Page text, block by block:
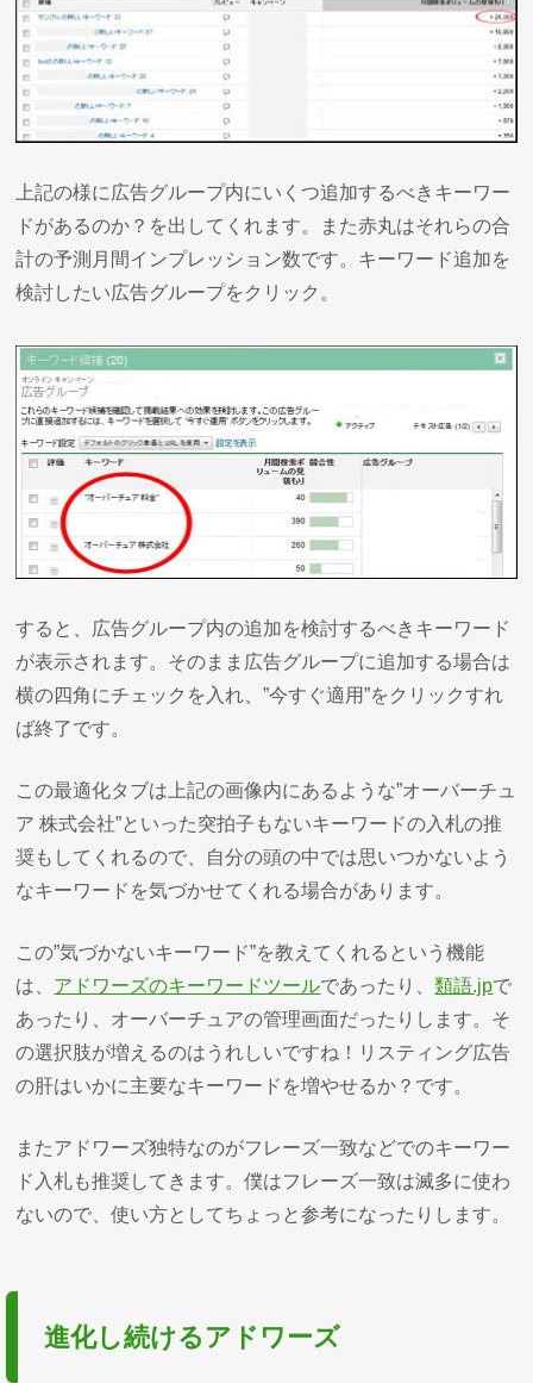
上記の様に広告グループ内にいくつ追加するべきキーワー
ドがあるのか？を出してくれます。また赤丸はそれらの合
計の予測月間インプレッション数です。キーワード追加を
検討したい広告グループをクリック。
すると、広告グループ内の追加を検討するべきキーワード
が表示されます。そのまま広告グループに追加する場合は
横の四角にチェックを入れ、”今すぐ適用”をクリックすれ
ば終了です。
この最適化タブは上記の画像内にあるような”オーバーチュ
ア 株式会社”といった突拍子もないキーワードの入札の推
奨もしてくれるので、自分の頭の中では思いつかないよう
なキーワードを気づかせてくれる場合があります。
この”気づかないキーワード”を教えてくれるという機能
は、 アドワーズのキーワードツールであったり、類語.jpで
あったり、オーバーチュアの管理画面だったりします。そ
の選択肢が増えるのはうれしいですね！リスティング広告
の肝はいかに主要なキーワードを増やせるか？です。
またアドワーズ独特なのがフレーズ一致などでのキーワー
ド入札も推奨してきます。僕はフレーズ一致は滅多に使わ
ないので、使い方としてちょっと参考になったりします。
進化し続けるアドワーズ